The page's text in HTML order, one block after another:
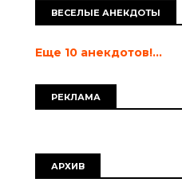
ВЕСЕЛЫЕ АНЕКДОТЫ
Еще 10 анекдотов!...
РЕКЛАМА
АРХИВ